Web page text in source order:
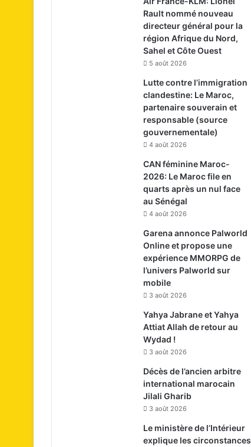
Rault nommé nouveau
directeur général pour la
région Afrique du Nord,
Sahel et Côte Ouest
5 août 2026
Lutte contre l’immigration
clandestine: Le Maroc,
partenaire souverain et
responsable (source
gouvernementale)
4 août 2026
CAN féminine Maroc-
2026: Le Maroc file en
quarts après un nul face
au Sénégal
4 août 2026
Garena annonce Palworld
Online et propose une
expérience MMORPG de
l’univers Palworld sur
mobile
3 août 2026
Yahya Jabrane et Yahya
Attiat Allah de retour au
Wydad !
3 août 2026
Décès de l’ancien arbitre
international marocain
Jilali Gharib
3 août 2026
Le ministère de l’Intérieur
explique les circonstances